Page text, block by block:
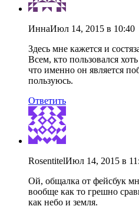
ИннаИюл 14, 2015 в 10:40
Здесь мне кажется и
Всем, кто пользовался
что именно он является
пользуюсь.
Ответить
RosentitelИюл 14, 2015 в
Ой, общалка от фейсбук
вообще как то грешно
как небо и земля.